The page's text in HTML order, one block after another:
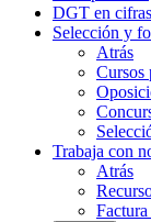
DGT en cifras
Selección y
Atrás
Cursos
Trabaja con
Atrás